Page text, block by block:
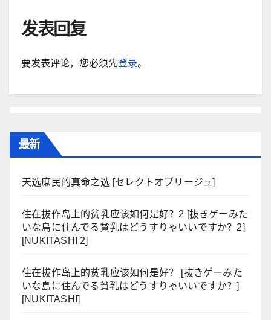
发表回复
要发表评论，您必须先登录。
最新
天选庶民的真命之选 [セレクトオブリージュ]
住在拔作岛上的贫乳应该如何是好？2 [抜きゲーみた
いな島に住んでる貧乳はどうすりゃいいですか？2]
[NUKITASHI 2]
住在拔作岛上的贫乳应该如何是好？ [抜きゲーみた
いな島に住んでる貧乳はどうすりゃいいですか？]
[NUKITASHI]